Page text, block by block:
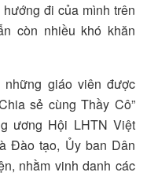
đi của mình trên
còn nhiều khó khăn
giáo viên được
sẻ cùng Thầy Cô”
ương Hội LHTN Việt
Đào tạo, Ủy ban Dân
nhằm vinh danh các